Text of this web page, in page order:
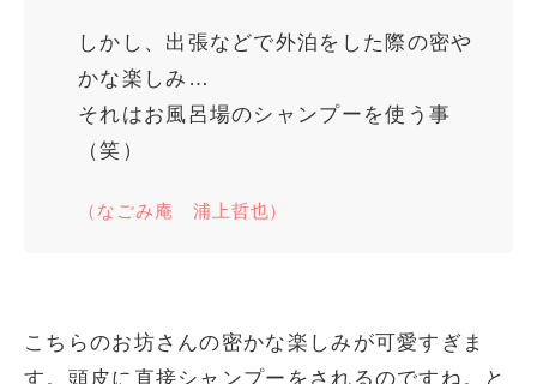
しかし、出張などで外泊をした際の密や
かな楽しみ…
それはお風呂場のシャンプーを使う事
（笑）
（なごみ庵 浦上哲也）
こちらのお坊さんの密かな楽しみが可愛すぎま
す。頭皮に直接シャンプーをされるのですね。と